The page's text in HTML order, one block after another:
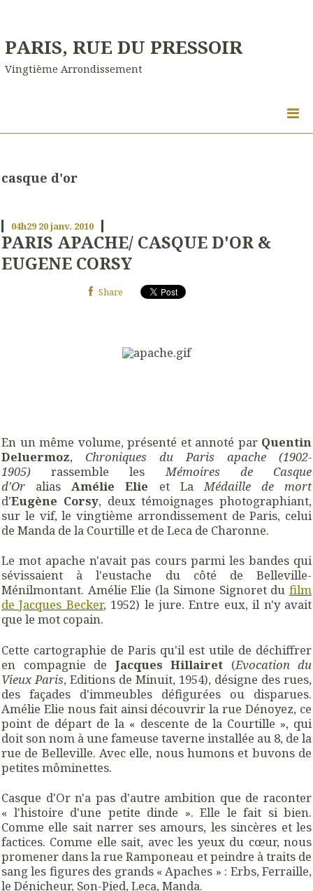
PARIS, RUE DU PRESSOIR
Vingtième Arrondissement
casque d'or
04h29 20janv. 2010
PARIS APACHE/ CASQUE D'OR &
EUGENE CORSY
Share
En un même volume, présenté et annoté par Quentin
Deluermoz, Chroniques du Paris apache (1902-
1905) rassemble lesMémoires de Casque
d'Or aliasAmélie Elie et LaMédaille de mort
d'Eugène Corsy, deux témoignages photographiant,
sur le vif, le vingtième arrondissement de Paris, celui
de Manda de la Courtille et de Leca de Charonne.
Le mot apache n'avait pas cours parmi les bandes qui
sévissaient à l'eustache du côté de Belleville-
Ménilmontant. Amélie Elie (la Simone Signoret du film
de Jacques Becker, 1952) le jure. Entre eux, il n'y avait
que le mot copain.
Cette cartographie de Paris qu'il est utile de déchiffrer
en compagnie de Jacques Hillairet (Evocation du
Vieux Paris, Editions de Minuit, 1954), désigne des rues,
des façades d'immeubles défigurées ou disparues.
Amélie Elie nous fait ainsi découvrir la rue Dénoyez, ce
point de départ de la « descente de la Courtille », qui
doit son nom à une fameuse taverne installée au 8, de la
rue de Belleville. Avec elle, nous humons et buvons de
petites môminettes.
Casque d'Or n'a pas d'autre ambition que de raconter
« l'histoire d'une petite dinde ». Elle le fait si bien.
Comme elle sait narrer ses amours, les sincères et les
factices. Comme elle sait, avec les yeux du cœur, nous
promener dans la rue Ramponeau et peindre à traits de
sang les figures des grands « Apaches » : Erbs, Ferraille,
le Dénicheur, Son-Pied, Leca, Manda.